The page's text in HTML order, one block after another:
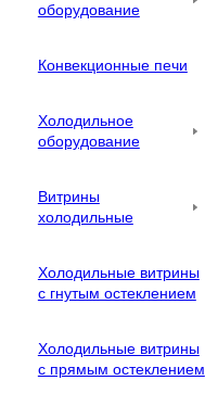
оборудование
Конвекционные печи
Холодильное
оборудование
Витрины
холодильные
Холодильные витрины
с гнутым остеклением
Холодильные витрины
с прямым остеклением